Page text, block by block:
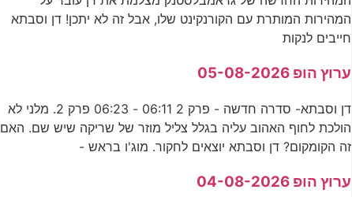
המהירות המותרת עם הקורנקינט שלו, אבל זה לא יתכן! דן וסבתא
חייבים לנקות
ערוץ הופ 05-08-2026
דן וסבתא- סדרה חדשה - פרק 2 06:11 - 06:23 פרק 2. מלני לא
הולכת לחוף האהוב עליה בגלל צליל מוזר של שריקה שיש שם. האם
זה הקומקום? דן וסבתא יוצאים לחקור. מוג'ו בראש -
ערוץ הופ 04-08-2026